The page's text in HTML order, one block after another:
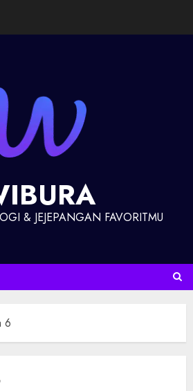
& JEJEPANGAN FAVORITMU
6